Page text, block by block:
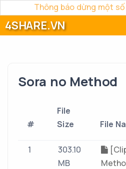
Thông báo dừng một
4SHARE.VN
Sora no Method
#
File
Size
File
1
303.10
MB